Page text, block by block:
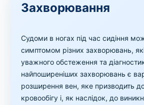
Захворювання
Судоми в ногах під час сидіння
симптомом різних захворювань,
уважного обстеження та
найпоширеніших захворювань є
розширення вен, яке призводить
кровообігу і, як наслідок, до